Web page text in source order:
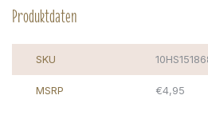
Produktdaten
SKU
MSRP €4,95